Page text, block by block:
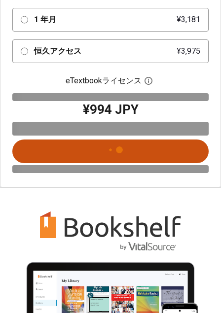
1 年月 ¥3,181
恒久アクセス ¥3,975
eTextbookライセンス デジタルライセン
¥994 JPY